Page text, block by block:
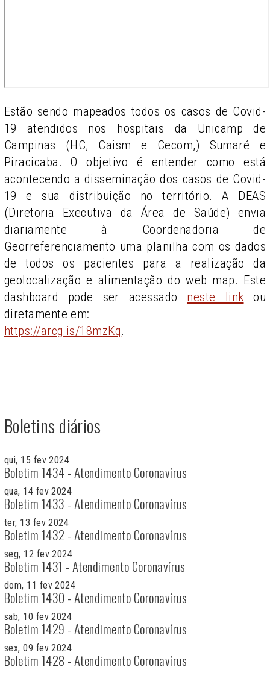
Estão sendo mapeados todos os casos de Covid-
19 atendidos nos hospitais da Unicamp de
Campinas (HC, Caism e Cecom,) Sumaré e
Piracicaba. O objetivo é entender como está
acontecendo a disseminação dos casos de Covid-
19 e sua distribuição no território. A DEAS
(Diretoria Executiva da Área de Saúde) envia
diariamente à Coordenadoria de
Georreferenciamento uma planilha com os dados
de todos os pacientes para a realização da
geolocalização e alimentação do web map. Este
dashboard pode ser acessado neste link ou
diretamente em:
https://arcg.is/18mzKq.
Boletins diários
qui, 15 fev 2024
Boletim 1434 - Atendimento Coronavírus
qua, 14 fev 2024
Boletim 1433 - Atendimento Coronavírus
ter, 13 fev 2024
Boletim 1432 - Atendimento Coronavírus
seg, 12 fev 2024
Boletim 1431 - Atendimento Coronavírus
dom, 11 fev 2024
Boletim 1430 - Atendimento Coronavírus
sab, 10 fev 2024
Boletim 1429 - Atendimento Coronavírus
sex, 09 fev 2024
Boletim 1428 - Atendimento Coronavírus